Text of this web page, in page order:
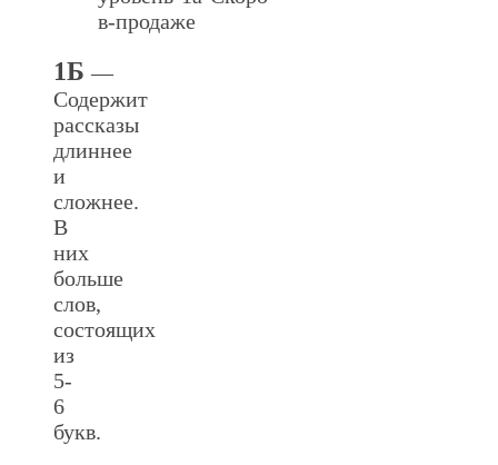
1Б—
Содержит
рассказы
длиннее
и
сложнее.
В
них
больше
слов,
состоящих
из
5-
6
букв.